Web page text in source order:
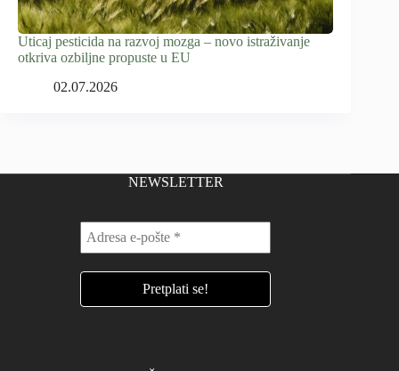
Uticaj pesticida na razvoj mozga – novo istraživanje
otkriva ozbiljne propuste u EU
02.07.2026
NEWSLETTER